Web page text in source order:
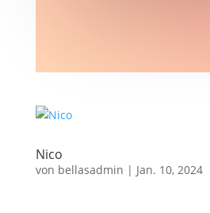
Nico
von bellasadmin | Jan. 10, 2024